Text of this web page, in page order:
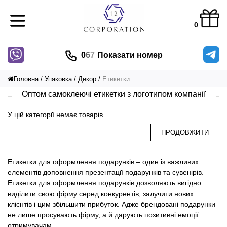
0
067 Показати номер
Головна Упаковка Декор Етикетки
Оптом самоклеючі етикетки з логотипом компанії
У цій категорії немає товарів.
ПРОДОВЖИТИ
Етикетки для оформлення подарунків – один із важливих
елементів доповнення презентації подарунків та сувенірів.
Етикетки для оформлення подарунків дозволяють вигідно
виділити свою фірму серед конкурентів, залучити нових
клієнтів і цим збільшити прибуток. Адже брендовані подарунки
не лише просувають фірму, а й дарують позитивні емоції